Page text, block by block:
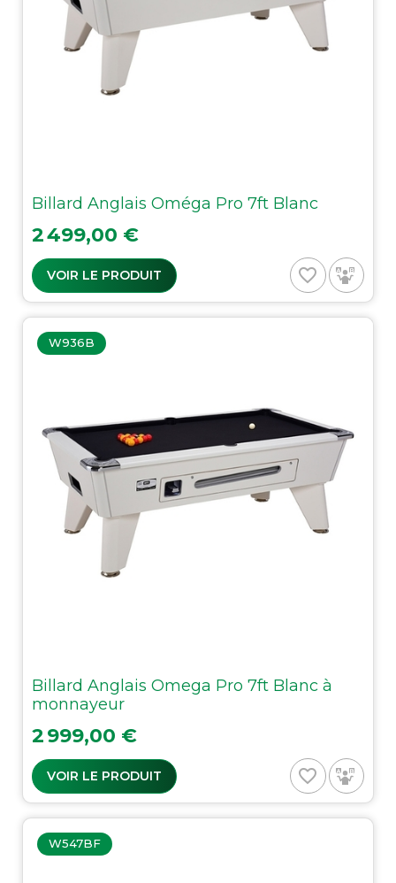
Billard Anglais Oméga Pro 7ft Blanc
Prix
2 499,00 €
VOIR LE PRODUIT favorite_border
W936B
Billard Anglais Omega Pro 7ft Blanc à
monnayeur
Prix
2 999,00 €
VOIR LE PRODUIT favorite_border
W547BF